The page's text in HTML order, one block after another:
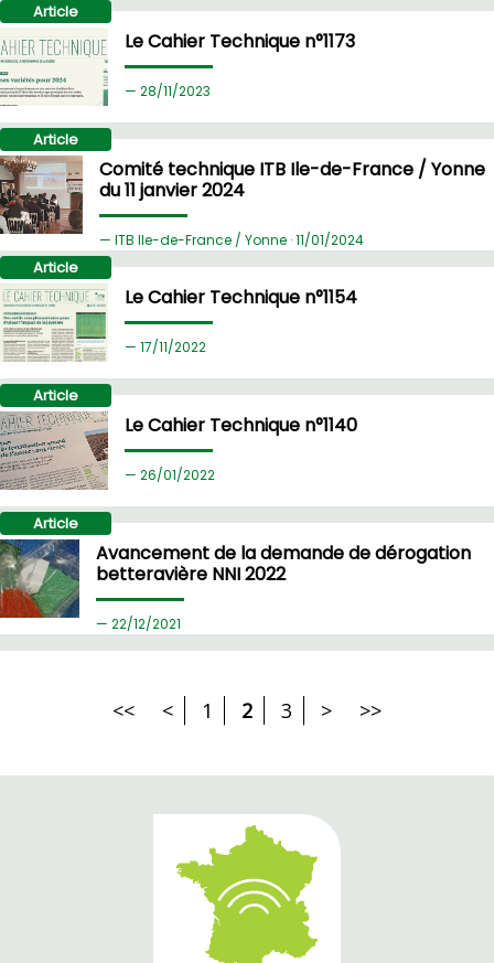
Article
Le Cahier Technique n°1173
28/11/2023
Article
Comité technique ITB Ile-de-France / Yonne
du 11 janvier 2024
ITB Ile-de-France / Yonne ·11/01/2024
Article
Le Cahier Technique n°1154
17/11/2022
Article
Le Cahier Technique n°1140
26/01/2022
Article
Avancement de la demande de dérogation
betteravière NNI 2022
22/12/2021
<< < 1 2 3 > >>